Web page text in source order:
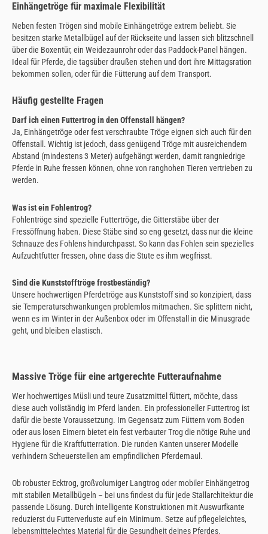
Einhängetröge für maximale Flexibilität
Neben festen Trögen sind mobile Einhängetröge extrem beliebt. Sie
besitzen starke Metallbügel auf der Rückseite und lassen sich blitzschnell
über die Boxentür, ein Weidezaunrohr oder das Paddock-Panel hängen.
Ideal für Pferde, die tagsüber draußen stehen und dort ihre Mittagsration
bekommen sollen, oder für die Fütterung auf dem Transport.
Häufig gestellte Fragen
Darf ich einen Futtertrog in den Offenstall hängen?
Ja, Einhängetröge oder fest verschraubte Tröge eignen sich auch für den
Offenstall. Wichtig ist jedoch, dass genügend Tröge mit ausreichendem
Abstand (mindestens 3 Meter) aufgehängt werden, damit rangniedrige
Pferde in Ruhe fressen können, ohne von ranghohen Tieren vertrieben zu
werden.
Was ist ein Fohlentrog?
Fohlentröge sind spezielle Futtertröge, die Gitterstäbe über der
Fressöffnung haben. Diese Stäbe sind so eng gesetzt, dass nur die kleine
Schnauze des Fohlens hindurchpasst. So kann das Fohlen sein spezielles
Aufzuchtfutter fressen, ohne dass die Stute es ihm wegfrisst.
Sind die Kunststofftröge frostbeständig?
Unsere hochwertigen Pferdetröge aus Kunststoff sind so konzipiert, dass
sie Temperaturschwankungen problemlos mitmachen. Sie splittern nicht,
wenn es im Winter in der Außenbox oder im Offenstall in die Minusgrade
geht, und bleiben elastisch.
Massive Tröge für eine artgerechte Futteraufnahme
Wer hochwertiges Müsli und teure Zusatzmittel füttert, möchte, dass
diese auch vollständig im Pferd landen. Ein professioneller Futtertrog ist
dafür die beste Voraussetzung. Im Gegensatz zum Füttern vom Boden
oder aus losen Eimern bietet ein fest verbauter Trog die nötige Ruhe und
Hygiene für die Kraftfutterration. Die runden Kanten unserer Modelle
verhindern Scheuerstellen am empfindlichen Pferdemaul.
Ob robuster Ecktrog, großvolumiger Langtrog oder mobiler Einhängetrog
mit stabilen Metallbügeln – bei uns findest du für jede Stallarchitektur die
passende Lösung. Durch intelligente Konstruktionen mit Auswurfkante
reduzierst du Futterverluste auf ein Minimum. Setze auf pflegeleichtes,
lebensmittelechtes Material für die Gesundheit deines Pferdes.